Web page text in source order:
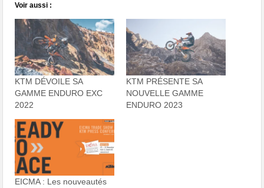
Voir aussi :
KTM DÉVOILE SA
GAMME ENDURO EXC
2022
KTM PRÉSENTE SA
NOUVELLE GAMME
ENDURO 2023
EICMA : Les nouveautés